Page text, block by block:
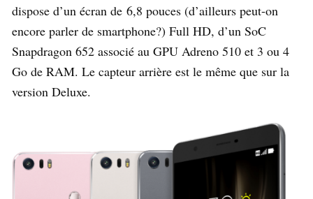
dispose d’un écran de 6,8 pouces (d’ailleurs peut-on
encore parler de smartphone?) Full HD, d’un SoC
Snapdragon 652 associé au GPU Adreno 510 et 3 ou 4
Go de RAM. Le capteur arrière est le même que sur la
version Deluxe.